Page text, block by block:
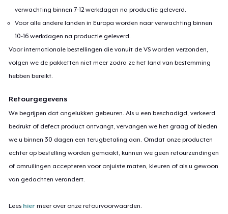
verwachting binnen 7-12 werkdagen na productie geleverd.
Voor alle andere landen in Europa worden naar verwachting binnen
10-16 werkdagen na productie geleverd.
Voor internationale bestellingen die vanuit de VS worden verzonden,
volgen we de pakketten niet meer zodra ze het land van bestemming
hebben bereikt.
Retourgegevens
We begrijpen dat ongelukken gebeuren. Als u een beschadigd, verkeerd
bedrukt of defect product ontvangt, vervangen we het graag of bieden
we u binnen 30 dagen een terugbetaling aan. Omdat onze producten
echter op bestelling worden gemaakt, kunnen we geen retourzendingen
of omruilingen accepteren voor onjuiste maten, kleuren of als u gewoon
van gedachten verandert.
Lees hier meer over onze retourvoorwaarden.